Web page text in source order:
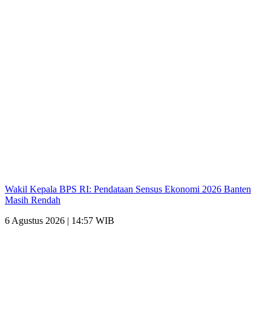
Wakil Kepala BPS RI: Pendataan Sensus Ekonomi 2026 Banten
Masih Rendah
6 Agustus 2026 | 14:57 WIB